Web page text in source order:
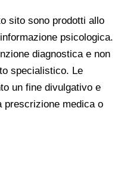
sito sono prodotti allo
psicologica.
diagnostica e non
specialistico. Le
un fine divulgativo e
prescrizione medica o